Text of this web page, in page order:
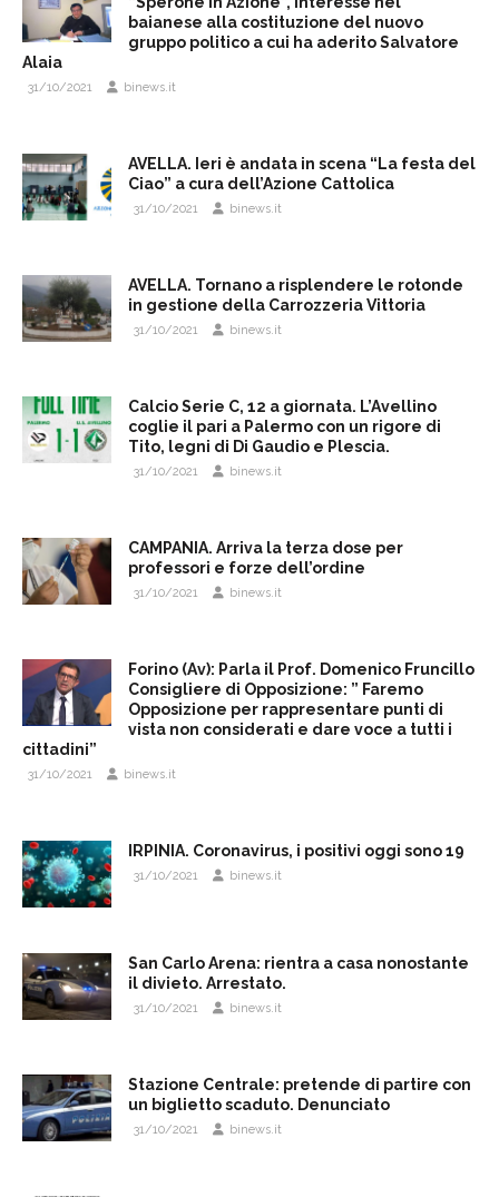
baianese alla costituzione del nuovo
gruppo politico a cui ha aderito Salvatore
Alaia
31/10/2021 binews.it
AVELLA. Ieri è andata in scena “La festa del
Ciao” a cura dell’Azione Cattolica
31/10/2021 binews.it
AVELLA. Tornano a risplendere le rotonde
in gestione della Carrozzeria Vittoria
31/10/2021 binews.it
Calcio Serie C, 12 a giornata. L’Avellino
coglie il pari a Palermo con un rigore di
Tito, legni di Di Gaudio e Plescia.
31/10/2021 binews.it
CAMPANIA. Arriva la terza dose per
professori e forze dell’ordine
31/10/2021 binews.it
Forino (Av): Parla il Prof. Domenico Fruncillo
Consigliere di Opposizione: ” Faremo
Opposizione per rappresentare punti di
vista non considerati e dare voce a tutti i
cittadini”
31/10/2021 binews.it
IRPINIA. Coronavirus, i positivi oggi sono 19
31/10/2021 binews.it
San Carlo Arena: rientra a casa nonostante
il divieto. Arrestato.
31/10/2021 binews.it
Stazione Centrale: pretende di partire con
un biglietto scaduto. Denunciato
31/10/2021 binews.it